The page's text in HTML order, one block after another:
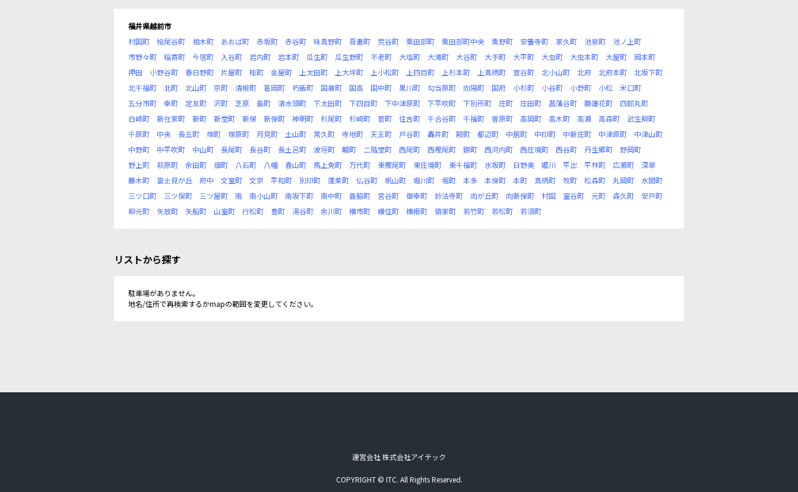
福井県越前市
村国町
桧尾谷町 相木町 あおば町 赤坂町 赤谷町 味真野町 吾妻町 荒谷町 粟田部町 粟田部町中央 粟野町 安養寺町 家久町 池泉町
池ノ上町
市野々町
稲寄町 今宿町 入谷町 岩内町 岩本町 瓜生町 瓜生野町 不老町 大塩町 大滝町 大谷町 大手町 大平町 大虫町 大虫本町 大屋町
岡本町
押田
小野谷町 春日野町 片屋町 桂町 金屋町 上太田町 上大坪町 上小松町 上四目町 上杉本町 上真柄町 萱谷町 北小山町 北府 北府本町
北坂下町
北千福町
北町 北山町 京町 清根町 葛岡町 朽飯町 国兼町 国高 国中町 黒川町 勾当原町 向陽町 国府 小杉町 小谷町 小野町 小松
米口町
五分市町
幸町 定友町 沢町 芝原 島町 清水頭町 下太田町 下四目町 下中津原町 下平吹町 下別所町 庄町 庄田町 菖蒲谷町 勝蓮花町
四郎丸町
白崎町
新在家町 新町 新堂町 新保 新保町 神明町 杉尾町 杉崎町 菅町 住吉町 千合谷町 千福町 曽原町 高岡町 高木町 高瀬 高森町
武生柳町
千原町
中央 長五町 塚町 塚原町 月見町 土山町 常久町 寺地町 天王町 戸谷町 轟井町 殿町 都辺町 中居町 中印町 中新庄町 中津原町
中津山町
中野町
中平吹町 中山町 長尾町 長谷町 長土呂町 波垣町 畷町 二階堂町 西尾町 西樫尾町 錦町 西河内町 西庄境町 西谷町 丹生郷町
野岡町
野上町
萩原町 余田町 畑町 八石町 八幡 春山町 馬上免町 万代町 東樫尾町 東庄境町 東千福町 氷坂町 日野美 姫川 平出 平林町 広瀬町
深草
藤木町
富士見が丘 府中 文室町 文京 平和町 別印町 蓬莱町 仏谷町 帆山町 堀川町 堀町 本多 本保町 本町 真柄町 牧町 松森町 丸岡町
水間町
三ツ口町
三ツ俣町 三ツ屋町 南 南小山町 南坂下町 南中町 蓑脇町 宮谷町 御幸町 妙法寺町 向が丘町 向新保町 村国 室谷町 元町 森久町
安戸町
柳元町
矢放町 矢船町 山室町 行松町 豊町 湯谷町 余川町 横市町 横住町 横根町 領家町 若竹町 若松町 若須町
リストから探す
駐車場がありません。
地名/住所で再検索するかmapの範囲を変更してください。
運営会社 株式会社アイテック
COPYRIGHT © ITC. All Rights Reserved.